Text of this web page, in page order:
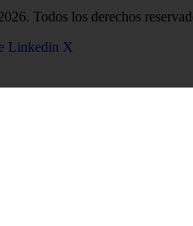
Todos los derechos
Linkedin X